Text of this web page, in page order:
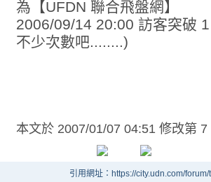
為【UFDN 聯合飛盤網】
2006/09/14 20:00 訪客突破
不少次數吧........)
本文於 2007/01/07 04:51 修改第 7
引用網址：https://city.udn.com/